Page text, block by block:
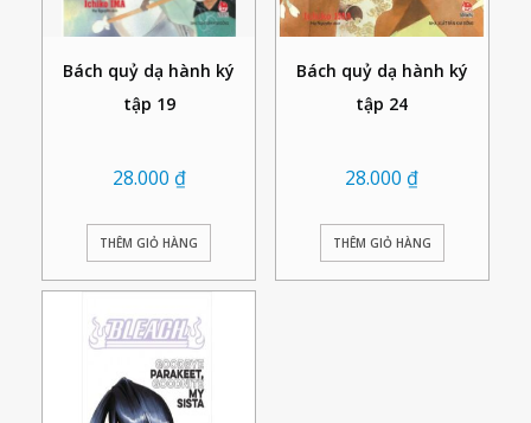
Bách quỷ dạ hành ký
tập 19
28.000 ₫
THÊM GIỎ HÀNG
Bách quỷ dạ hành ký
tập 24
28.000 ₫
THÊM GIỎ HÀNG